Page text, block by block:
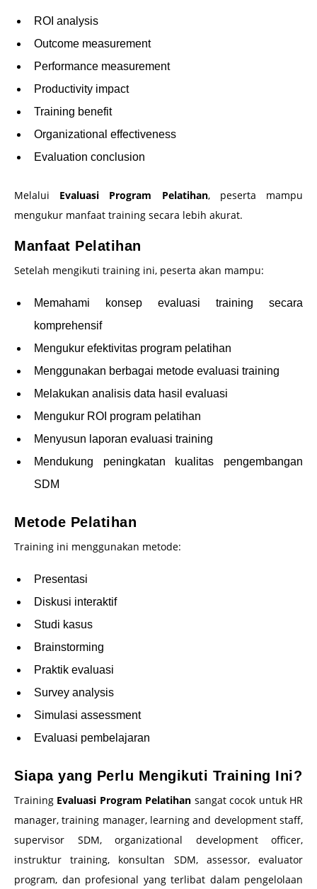
ROI analysis
Outcome measurement
Performance measurement
Productivity impact
Training benefit
Organizational effectiveness
Evaluation conclusion
Melalui Evaluasi Program Pelatihan, peserta mampu
mengukur manfaat training secara lebih akurat.
Manfaat Pelatihan
Setelah mengikuti training ini, peserta akan mampu:
Memahami konsep evaluasi training secara
komprehensif
Mengukur efektivitas program pelatihan
Menggunakan berbagai metode evaluasi training
Melakukan analisis data hasil evaluasi
Mengukur ROI program pelatihan
Menyusun laporan evaluasi training
Mendukung peningkatan kualitas pengembangan
SDM
Metode Pelatihan
Training ini menggunakan metode:
Presentasi
Diskusi interaktif
Studi kasus
Brainstorming
Praktik evaluasi
Survey analysis
Simulasi assessment
Evaluasi pembelajaran
Siapa yang Perlu Mengikuti Training Ini?
Training Evaluasi Program Pelatihan sangat cocok untuk HR
manager, training manager, learning and development staff,
supervisor SDM, organizational development officer,
instruktur training, konsultan SDM, assessor, evaluator
program, dan profesional yang terlibat dalam pengelolaan